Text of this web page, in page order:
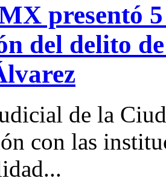
presentó
del delito
de la
con las